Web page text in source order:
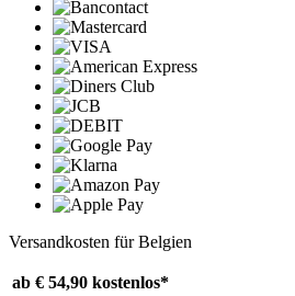
Versandkosten für Belgien
ab € 54,90 kostenlos*